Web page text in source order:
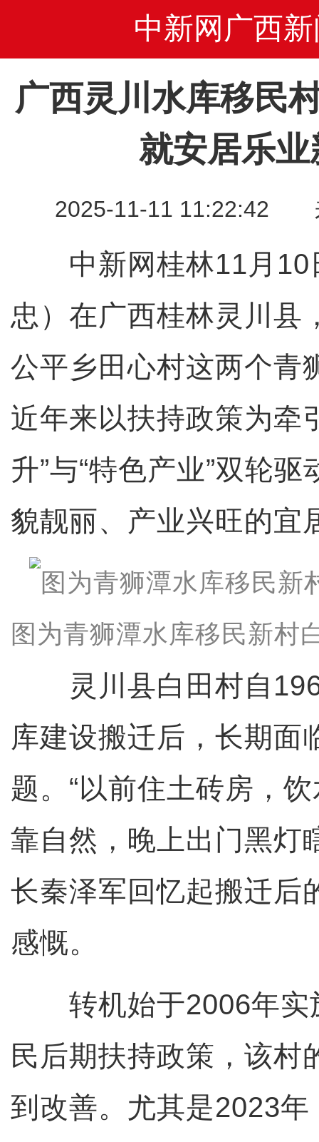
中新网广西新
广西灵川水库移民
就安居乐
2025-11-11 11:22:42
中新网桂林11月10
忠）在广西桂林灵川县
公平乡田心村这两个青
近年来以扶持政策为牵
升”与“特色产业”双轮
貌靓丽、产业兴旺的宜
图为青狮潭水库移民新村
灵川县白田村自
库建设搬迁后，长期面
题。“以前住土砖房，
靠自然，晚上出门黑灯
长秦泽军回忆起搬迁后
感慨。
转机始于2006年实
民后期扶持政策，该村
到改善。尤其是2023